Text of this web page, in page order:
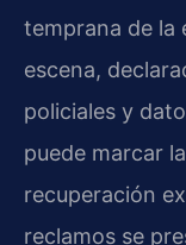
temprana de
escena,
policiales y
puede marcar
recuperación
reclamos se